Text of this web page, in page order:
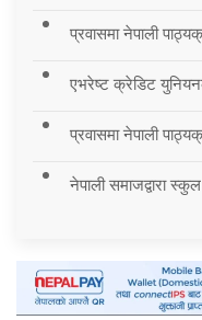
प्रवासमा नेपाली
एभरेष्ट क्रेडिट
प्रवासमा नेपाली
नेपाली समाजद्वारा